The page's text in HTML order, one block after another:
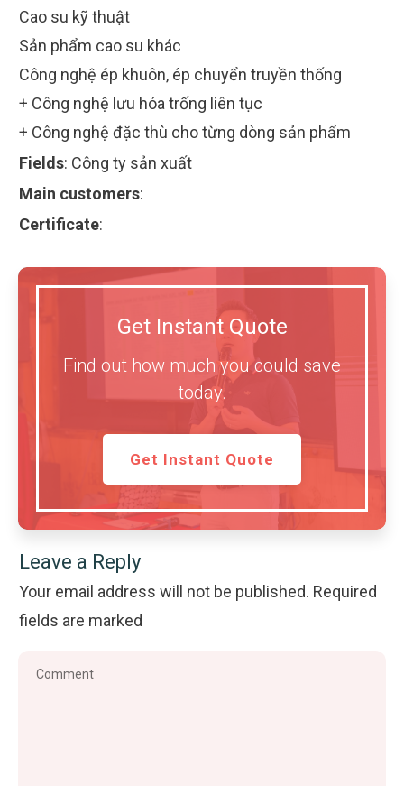
Cao su kỹ thuật
Sản phẩm cao su khác
Công nghệ ép khuôn, ép chuyển truyền thống
+ Công nghệ lưu hóa trống liên tục
+ Công nghệ đặc thù cho từng dòng sản phẩm
Fields: Công ty sản xuất
Main customers:
Certificate:
Get Instant Quote
Find out how much you could save
today.
Get Instant Quote
Leave a Reply
Your email address will not be published. Required
fields are marked